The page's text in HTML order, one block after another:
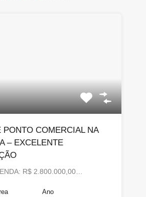
PONTO COMERCIAL NA
– EXCELENTE
R$ 2.800.000,00…
Ano